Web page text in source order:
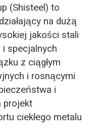
(Shisteel) to
na dużą
jakości stali
specjalnych
z ciągłym
i rosnącymi
i
projekt
ciekłego metalu